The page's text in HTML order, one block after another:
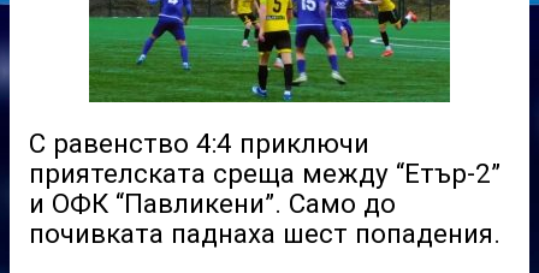
С равенство 4:4 приключи
приятелската среща между “Етър-2”
и ОФК “Павликени”. Само до
почивката паднаха шест попадения.